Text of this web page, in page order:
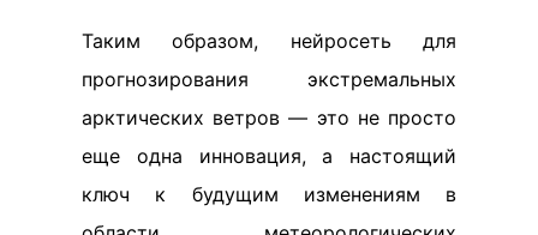
Таким образом, нейросеть для
прогнозирования экстремальных
арктических ветров — это не просто
еще одна инновация, а настоящий
ключ к будущим изменениям в